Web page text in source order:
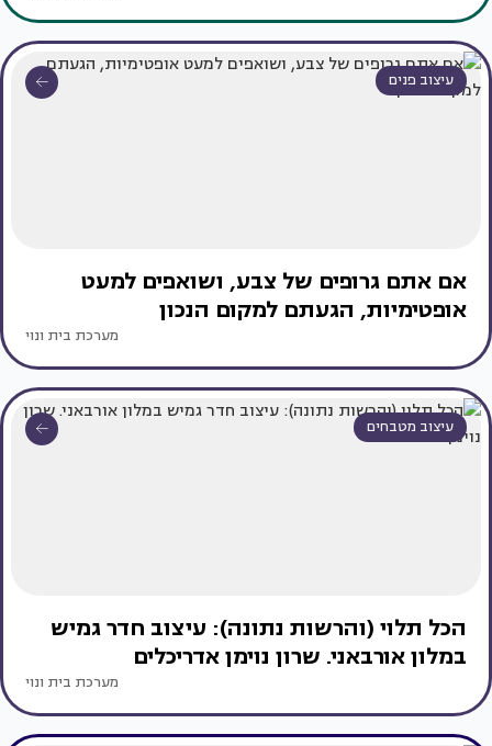
עיצוב פנים
אם אתם גרופים של צבע, ושואפים למעט
אופטימיות, הגעתם למקום הנכון
מערכת בית ונוי
עיצוב מטבחים
הכל תלוי (והרשות נתונה): עיצוב חדר גמיש
במלון אורבאני. שרון נוימן אדריכלים
מערכת בית ונוי